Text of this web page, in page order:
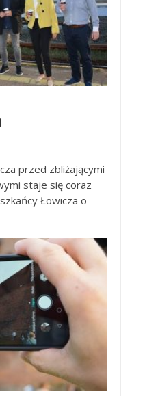
przed zbliżającymi
staje się coraz
Łowicza o